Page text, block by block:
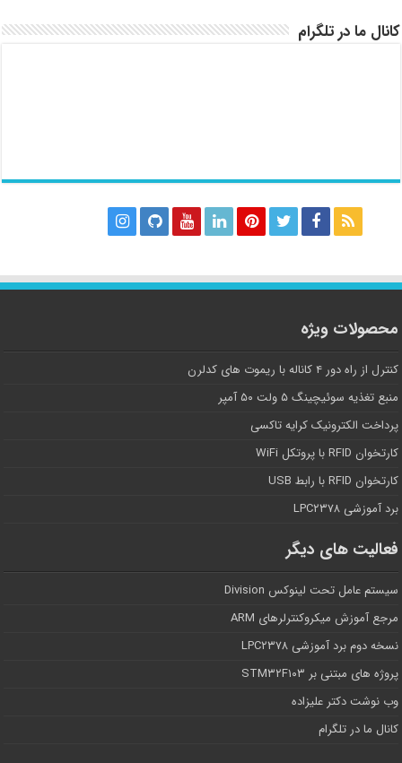
کانال ما در تلگرام
محصولات ویژه
کنترل از راه دور ۴ کاناله با ریموت های کدلرن
منبع تغذیه سوئیچینگ ۵ ولت ۵۰ آمپر
پرداخت الکترونیک کرایه تاکسی
کارتخوان RFID با پروتکل WiFi
کارتخوان RFID با رابط USB
برد آموزشی LPC۲۳۷۸
فعالیت های دیگر
سیستم عامل تحت لینوکس Division
مرجع آموزش میکروکنترلرهای ARM
نسخه دوم برد آموزشی LPC۲۳۷۸
پروژه های مبتنی بر STM۳۲F۱۰۳
وب نوشت دکتر علیزاده
کانال ما در تلگرام